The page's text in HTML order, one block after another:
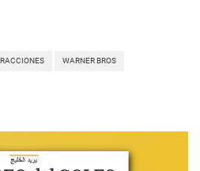
WARNER BROS